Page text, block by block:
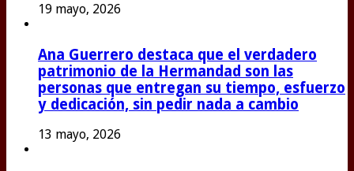
19 mayo, 2026
Ana Guerrero destaca que el verdadero
patrimonio de la Hermandad son las
personas que entregan su tiempo, esfuerzo
y dedicación, sin pedir nada a cambio
13 mayo, 2026